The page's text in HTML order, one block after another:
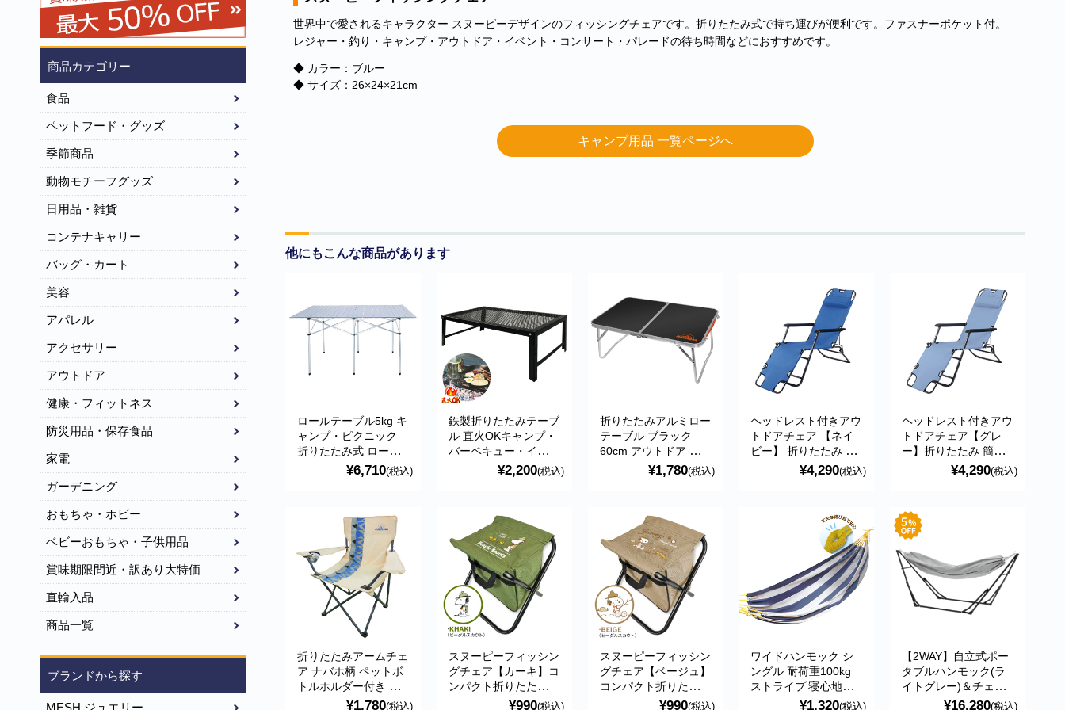
世界中で愛されるキャラクター スヌーピーデザインのフィッシングチェアです。折りたたみ式で持ち運びが便利です。ファスナーポケット付。
レジャー・釣り・キャンプ・アウトドア・イベント・コンサート・パレードの待ち時間などにおすすめです。
◆ カラー：ブルー
◆ サイズ：26×24×21cm
キャンプ用品 一覧ページへ
他にもこんな商品があります
ロールテーブル5kg キ
ャンプ・ピクニック
折りたたみ式 ロール
式・スノコ状天板 軽
量アルミ製 収納袋付
¥6,710(税込)
鉄製折りたたみテーブ
ル 直火OKキャンプ・
バーベキュー・インテ
リア 折りたたみコン
¥2,200(税込)
折りたたみアルミロー
テーブル ブラック
60cm アウトドア キ
ャンプ Montagna
¥1,780(税込)
ヘッドレスト付きアウ
トドアチェア 【ネイ
ビー】 折りたたみ 簡
易ベッド キャンプ 海
水浴 バーベキュー
¥4,290(税込)
ヘッドレスト付きアウ
トドアチェア【グレ
ー】折りたたみ 簡易
ベッド キャンプ 海水
浴 バーベキュー
¥4,290(税込)
折りたたみアームチェ
ア ナバホ柄 ペットボ
トルホルダー付き ア
ウトドア キャンプ
¥1,780(税込)
スヌーピーフィッシン
グチェア【カーキ】コ
ンパクト折りたたみ椅
子 ファスナーポケッ
¥990(税込)
スヌーピーフィッシン
グチェア【ベージュ】
コンパクト折りたたみ
椅子 ファスナーポケ
¥990(税込)
ワイドハンモック シ
ングル 耐荷重100kg
ストライプ 寝心地抜
群 簡単設営 レジャ
¥1,320(税込)
【2WAY】自立式ポー
タブルハンモック(ラ
イトグレー)＆チェア
ー(ナチュラルホワイ
¥16,280(税込)
商品カテゴリー
食品
ペットフード・グッズ
季節商品
動物モチーフグッズ
日用品・雑貨
コンテナキャリー
バッグ・カート
美容
アパレル
アクセサリー
アウトドア
健康・フィットネス
防災用品・保存食品
家電
ガーデニング
おもちゃ・ホビー
ベビーおもちゃ・子供用品
賞味期限間近・訳あり大特価
直輸入品
商品一覧
ブランドから探す